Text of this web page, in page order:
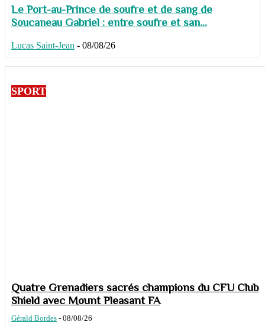
Le Port-au-Prince de soufre et de sang de
Soucaneau Gabriel : entre soufre et san...
Lucas Saint-Jean - 08/08/26
SPORT
Quatre Grenadiers sacrés champions du CFU Club
Shield avec Mount Pleasant FA
Gérald Bordes - 08/08/26